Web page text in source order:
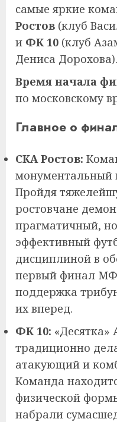
самые яркие
Ростов (клуб
и ФК 10 (клуб
Дениса Дорохова).
Время начала
по московскому
Главное о
СКА Ростов:
монументальный
Пройдя
ростовчане
прагматичный,
эффективный
дисциплиной в
первый финал
поддержка
их вперед.
ФК 10: «Десятка»
традиционно
атакующий и
Команда
физической
набрали